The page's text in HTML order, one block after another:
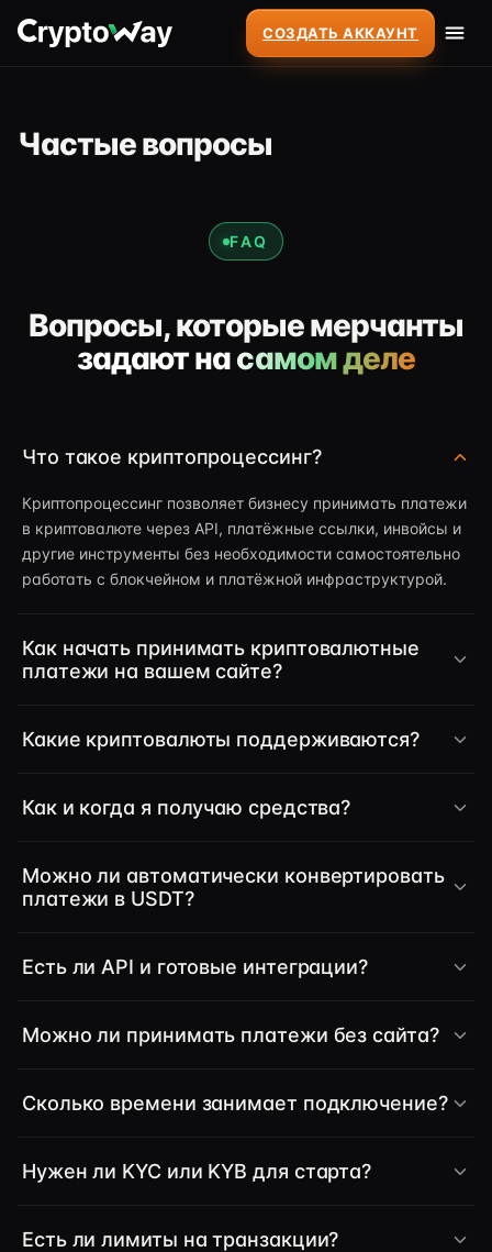
СОЗДАТЬ АККАУНТ
Частые вопросы
FAQ
Вопросы, которые мерчанты
задают на самом деле
Что такое криптопроцессинг?
Криптопроцессинг позволяет бизнесу принимать платежи
в криптовалюте через API, платёжные ссылки, инвойсы и
другие инструменты без необходимости самостоятельно
работать с блокчейном и платёжной инфраструктурой.
Как начать принимать криптовалютные
платежи на вашем сайте?
Какие криптовалюты поддерживаются?
Как и когда я получаю средства?
Можно ли автоматически конвертировать
платежи в USDT?
Есть ли API и готовые интеграции?
Можно ли принимать платежи без сайта?
Сколько времени занимает подключение?
Нужен ли KYC или KYB для старта?
Есть ли лимиты на транзакции?